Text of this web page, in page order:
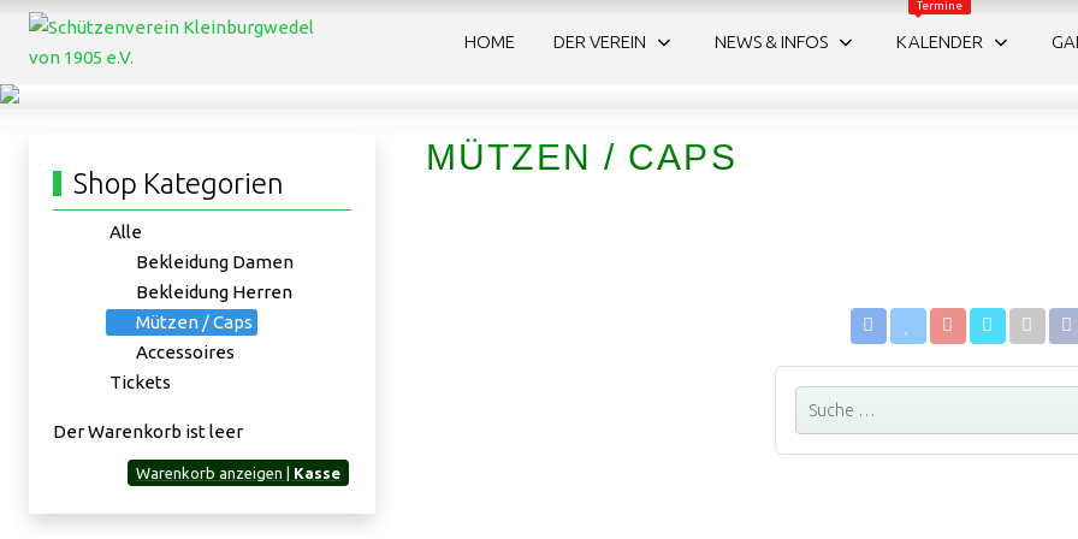
HOME DER VEREIN NEWS & INFOS KALENDER
Termine
Shop Kategorien
Alle
Bekleidung Damen
Bekleidung Herren
Mützen / Caps
Accessoires
Tickets
Der Warenkorb ist leer
Warenkorb anzeigen | Kasse
MÜTZEN / CAPS